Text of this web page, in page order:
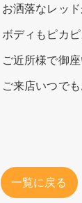
お洒落なレッ
ボディもピカ
ご近所様で御
ご来店いつで
一覧に戻る